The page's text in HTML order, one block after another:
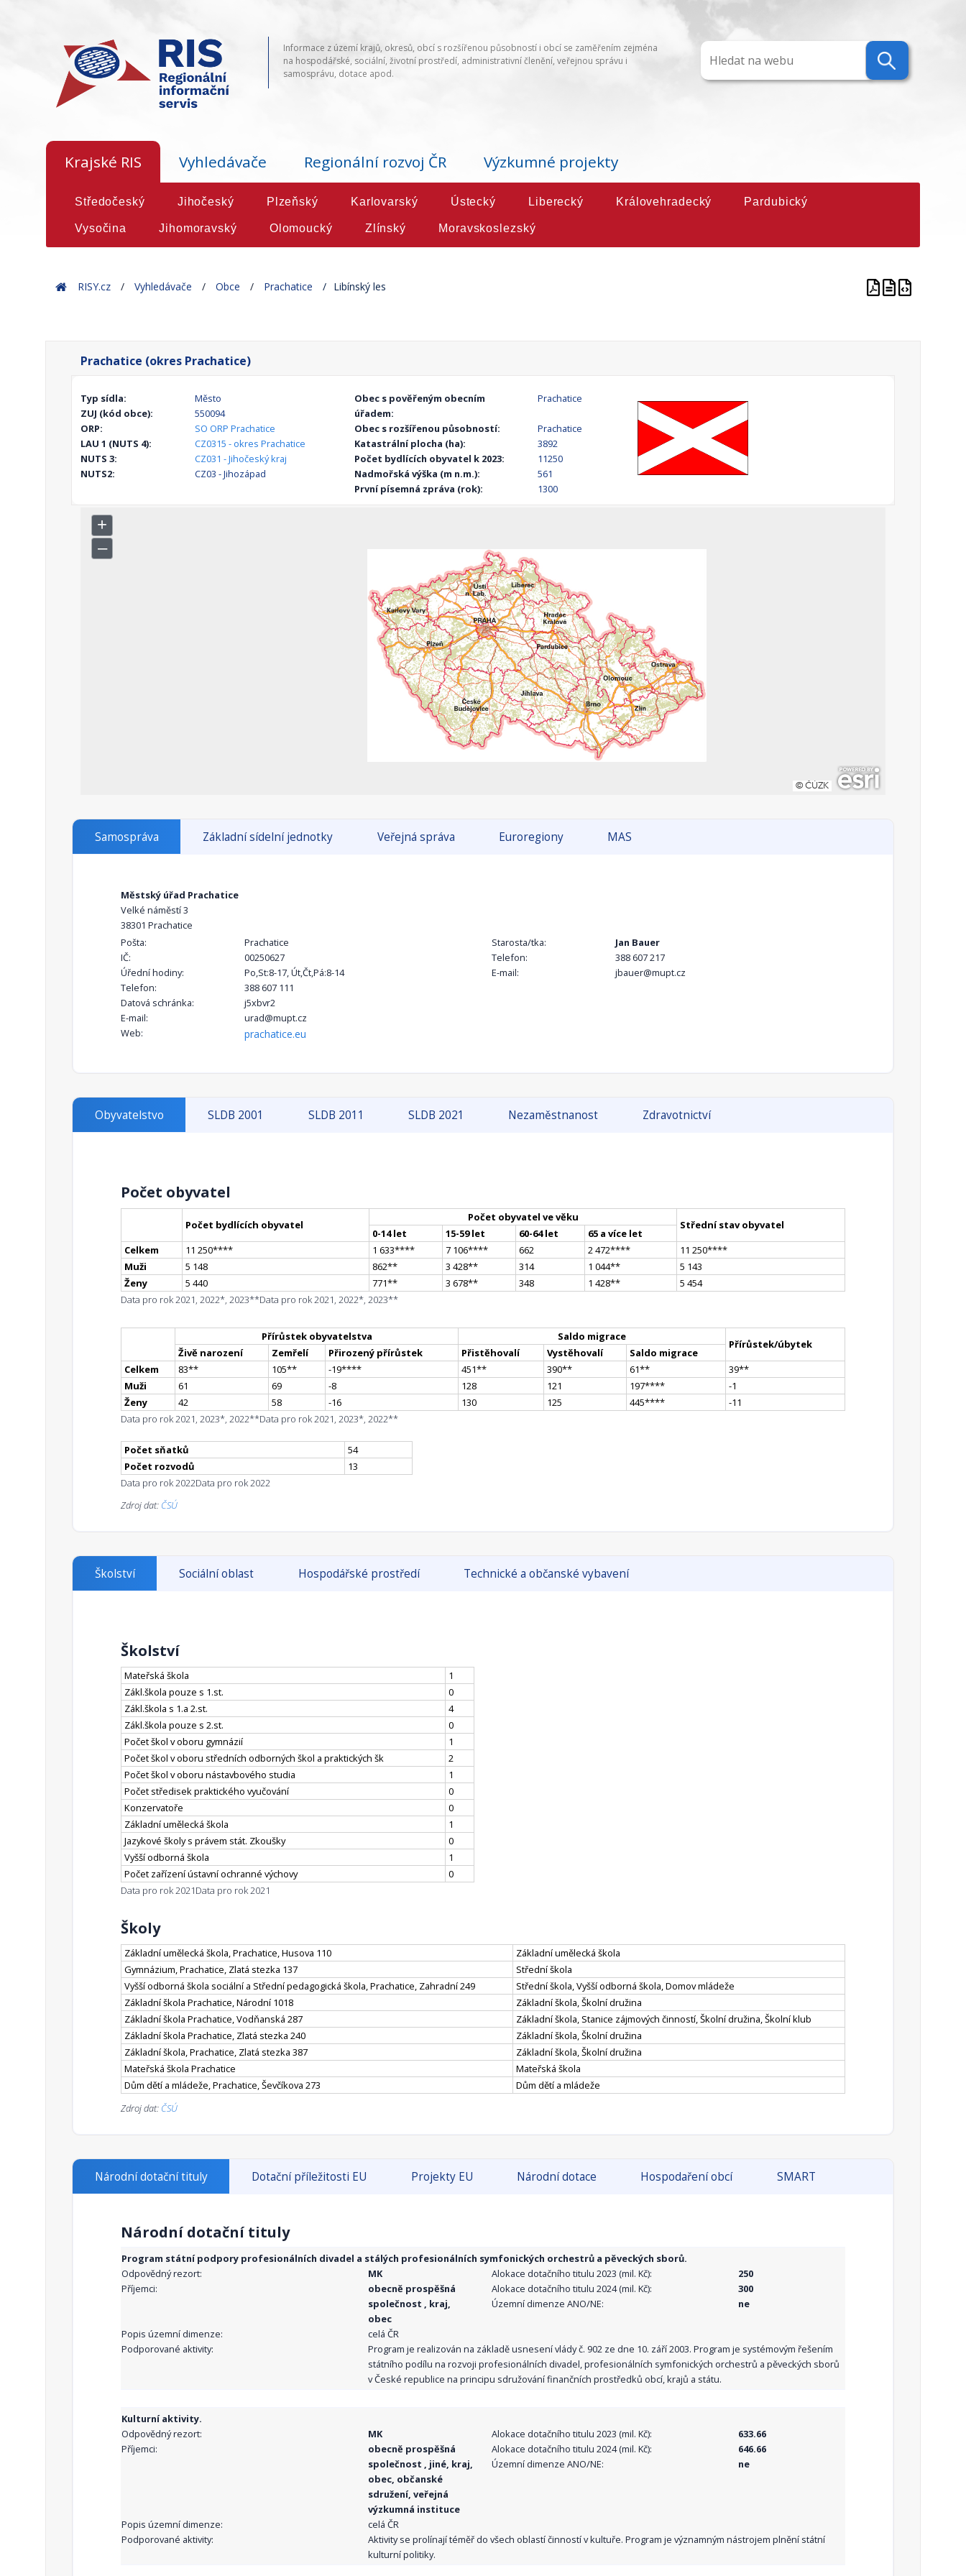
Informace z území krajů, okresů, obcí s rozšířenou působností i obcí se zaměřením zejména
na hospodářské, sociální, životní prostředí, administrativní členění, veřejnou správu i
samosprávu, dotace apod.
Krajské RIS Vyhledávače Regionální rozvoj ČR Výzkumné projekty
Středočeský Jihočeský Plzeňský Karlovarský Ústecký Liberecký Královehradecký Pardubický
Vysočina Jihomoravský Olomoucký Zlínský Moravskoslezský
HomeRISY.cz Vyhledávače Obce Prachatice Libínský les
Prachatice (okres Prachatice)
Typ sídla:
Město
ZUJ (kód obce):
550094
ORP:
SO ORP Prachatice
LAU 1 (NUTS 4):
CZ0315 - okres Prachatice
NUTS 3:
CZ031 - Jihočeský kraj
NUTS2:
CZ03 - Jihozápad
Obec s pověřeným obecním
úřadem:
Prachatice
Obec s rozšířenou působností:
Prachatice
Katastrální plocha (ha):
3892
Počet bydlících obyvatel k 2023:
11250
Nadmořská výška (m n.m.):
561
První písemná zpráva (rok):
1300
Samospráva Základní sídelní jednotky Veřejná správa Euroregiony MAS
Městský úřad Prachatice
Velké náměstí 3
38301 Prachatice
Pošta:
Prachatice
IČ:
00250627
Úřední hodiny:
Po,St:8-17, Út,Čt,Pá:8-14
Telefon:
388 607 111
Datová schránka:
j5xbvr2
E-mail:
urad@mupt.cz
Web:
prachatice.eu
Starosta/tka:
Jan Bauer
Telefon:
388 607 217
E-mail:
jbauer@mupt.cz
Obyvatelstvo SLDB 2001 SLDB 2011 SLDB 2021 Nezaměstnanost Zdravotnictví
Počet obyvatel
Počet bydlících obyvatel
Počet obyvatel ve věku
Střední stav obyvatel
0-14 let 15-59 let 60-64 let
65 a více let
Celkem
11 250**** 1 633**** 7 106**** 662 2 472**** 11 250****
Muži
5 148 862** 3 428** 314 1 044**
5 143
Ženy
5 440 771** 3 678** 348 1 428**
5 454
Data pro rok 2021, 2022*, 2023**Data pro rok 2021, 2022*, 2023**
Přírůstek obyvatelstva Saldo migrace
Přírůstek/úbytek
Živě narození Zemřelí Přirozený přírůstek Přistěhovalí Vystěhovalí
Saldo migrace
Celkem
83** 105** -19**** 451** 390** 61** 39**
Muži
61 69 -8 128 121 197****
-1
Ženy
42 58 -16 130 125 445****
-11
Data pro rok 2021, 2023*, 2022**Data pro rok 2021, 2023*, 2022**
Počet sňatků
54
Počet rozvodů
13
Data pro rok 2022Data pro rok 2022
Zdroj dat: ČSÚ
Školství Sociální oblast Hospodářské prostředí Technické a občanské vybavení
Školství
Mateřská škola
1
Zákl.škola pouze s 1.st.
0
Zákl.škola s 1.a 2.st.
4
Zákl.škola pouze s 2.st.
0
Počet škol v oboru gymnázií
1
Počet škol v oboru středních odborných škol a praktických šk
2
Počet škol v oboru nástavbového studia
1
Počet středisek praktického vyučování
0
Konzervatoře
0
Základní umělecká škola
1
Jazykové školy s právem stát. Zkoušky
0
Vyšší odborná škola
1
Počet zařízení ústavní ochranné výchovy
0
Data pro rok 2021Data pro rok 2021
Školy
Základní umělecká škola, Prachatice, Husova 110
Základní umělecká škola
Gymnázium, Prachatice, Zlatá stezka 137
Střední škola
Vyšší odborná škola sociální a Střední pedagogická škola, Prachatice, Zahradní 249
Střední škola, Vyšší odborná škola, Domov mládeže
Základní škola Prachatice, Národní 1018
Základní škola, Školní družina
Základní škola Prachatice, Vodňanská 287
Základní škola, Stanice zájmových činností, Školní družina, Školní klub
Základní škola Prachatice, Zlatá stezka 240
Základní škola, Školní družina
Základní škola, Prachatice, Zlatá stezka 387
Základní škola, Školní družina
Mateřská škola Prachatice
Mateřská škola
Dům dětí a mládeže, Prachatice, Ševčíkova 273
Dům dětí a mládeže
Zdroj dat: ČSÚ
Národní dotační tituly Dotační příležitosti EU Projekty EU Národní dotace Hospodaření obcí SMART
Národní dotační tituly
Program státní podpory profesionálních divadel a stálých profesionálních symfonických orchestrů a pěveckých sborů.
Odpovědný rezort:
MK
Příjemci:
obecně prospěšná
společnost , kraj,
obec
Alokace dotačního titulu 2023 (mil. Kč):
250
Alokace dotačního titulu 2024 (mil. Kč):
300
Územní dimenze ANO/NE:
ne
Popis územní dimenze:
celá ČR
Podporované aktivity:
Program je realizován na základě usnesení vlády č. 902 ze dne 10. září 2003. Program je systémovým řešením
státního podílu na rozvoji profesionálních divadel, profesionálních symfonických orchestrů a pěveckých sborů
v České republice na principu sdružování finančních prostředků obcí, krajů a státu.
Kulturní aktivity.
Odpovědný rezort:
MK
Příjemci:
obecně prospěšná
společnost , jiné, kraj,
obec, občanské
sdružení, veřejná
výzkumná instituce
Alokace dotačního titulu 2023 (mil. Kč):
633.66
Alokace dotačního titulu 2024 (mil. Kč):
646.66
Územní dimenze ANO/NE:
ne
Popis územní dimenze:
celá ČR
Podporované aktivity:
Aktivity se prolínají téměř do všech oblastí činností v kultuře. Program je významným nástrojem plnění státní
kulturní politiky.